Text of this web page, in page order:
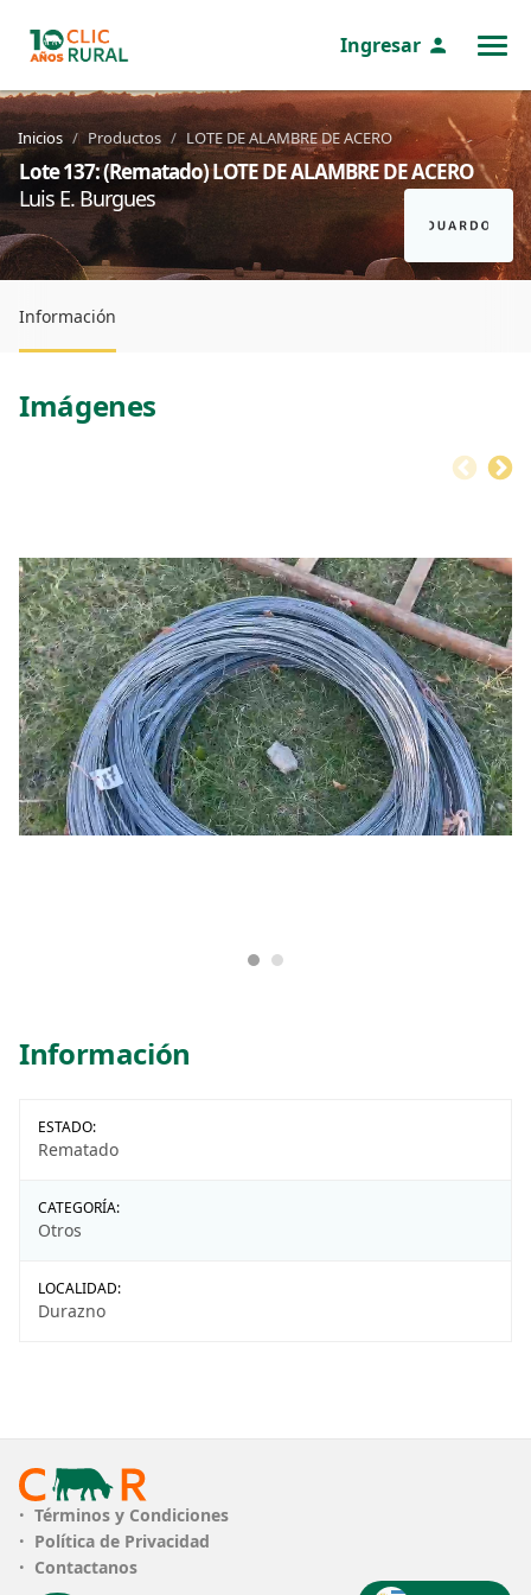
Ingresar
Lote 137: (Rematado) LOTE DE ALAMBRE DE ACERO
Luis E. Burgues
Inicios Productos LOTE DE ALAMBRE DE ACERO
Información
Imágenes
ESTADO:
Rematado
CATEGORÍA:
Otros
LOCALIDAD:
Durazno
Términos y Condiciones
Política de Privacidad
Contactanos